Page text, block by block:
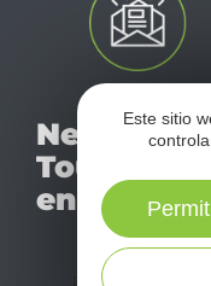
Tourismo
en
Este sitio